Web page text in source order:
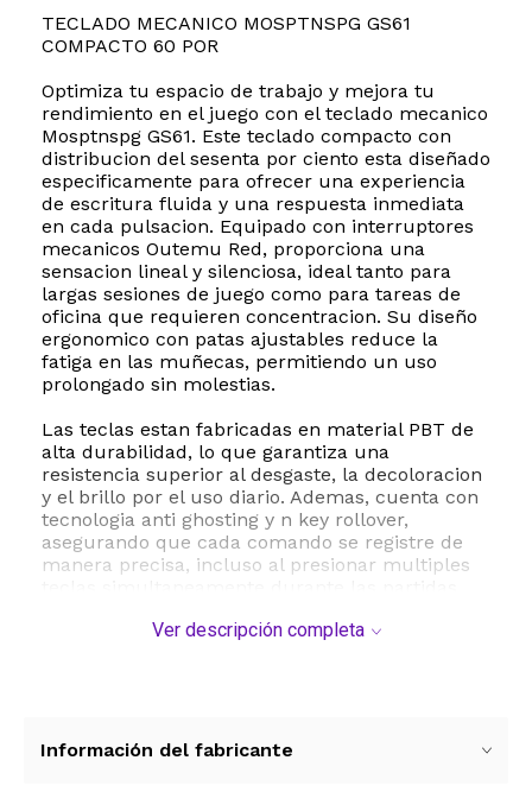
TECLADO MECANICO MOSPTNSPG GS61
COMPACTO 60 POR
Optimiza tu espacio de trabajo y mejora tu
rendimiento en el juego con el teclado mecanico
Mosptnspg GS61. Este teclado compacto con
distribucion del sesenta por ciento esta diseñado
especificamente para ofrecer una experiencia
de escritura fluida y una respuesta inmediata
en cada pulsacion. Equipado con interruptores
mecanicos Outemu Red, proporciona una
sensacion lineal y silenciosa, ideal tanto para
largas sesiones de juego como para tareas de
oficina que requieren concentracion. Su diseño
ergonomico con patas ajustables reduce la
fatiga en las muñecas, permitiendo un uso
prolongado sin molestias.
Las teclas estan fabricadas en material PBT de
alta durabilidad, lo que garantiza una
resistencia superior al desgaste, la decoloracion
y el brillo por el uso diario. Ademas, cuenta con
tecnologia anti ghosting y n key rollover,
asegurando que cada comando se registre de
manera precisa, incluso al presionar multiples
dinamica te permite personalizar los efectos de
sistema plug and play mediante un cable
Ver descripción completa
Información del fabricante